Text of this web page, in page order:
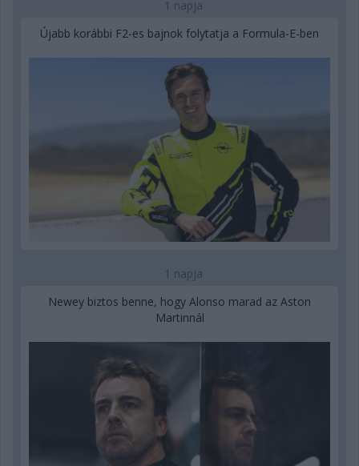
1 napja
Újabb korábbi F2-es bajnok folytatja a Formula-E-ben
1 napja
Newey biztos benne, hogy Alonso marad az Aston
Martinnál